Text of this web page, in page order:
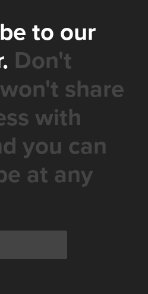
to our
Don't
share
with
you can
at any